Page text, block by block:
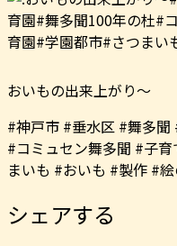
おいもの出来上がり〜
#神戸市 #垂水区 #舞多
#コミュセン舞多聞 #子
まいも #おいも #製作 #
シェアする